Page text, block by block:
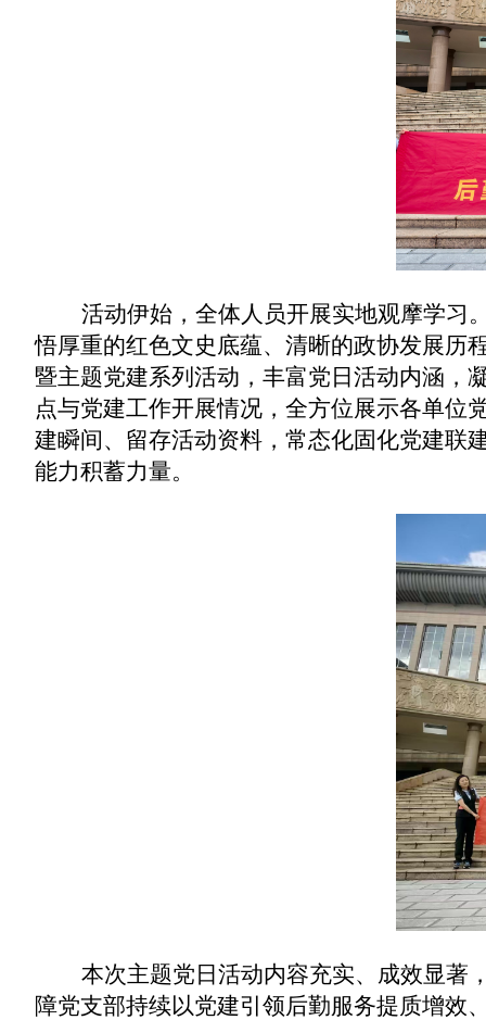
活动伊始，全体人员开展实地观摩学习
悟厚重的红色文史底蕴、清晰的政协发展历
暨主题党建系列活动，丰富党日活动内涵，
点与党建工作开展情况，全方位展示各单位
建瞬间、留存活动资料，常态化固化党建联
能力积蓄力量。
本次主题党日活动内容充实、成效显著
障党支部持续以党建引领后勤服务提质增效